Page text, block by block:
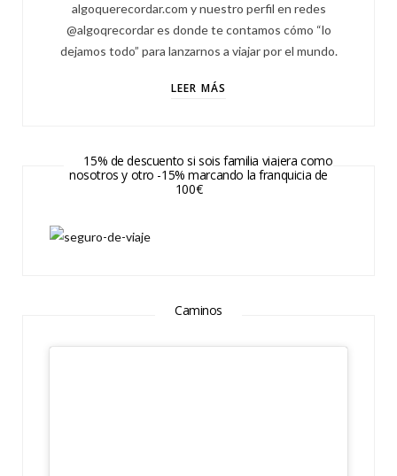
algoquerecordar.com y nuestro perfil en redes
@algoqrecordar es donde te contamos cómo “lo
dejamos todo” para lanzarnos a viajar por el mundo.
LEER MÁS
15% de descuento si sois familia viajera como
nosotros y otro -15% marcando la franquicia de
100€
Caminos